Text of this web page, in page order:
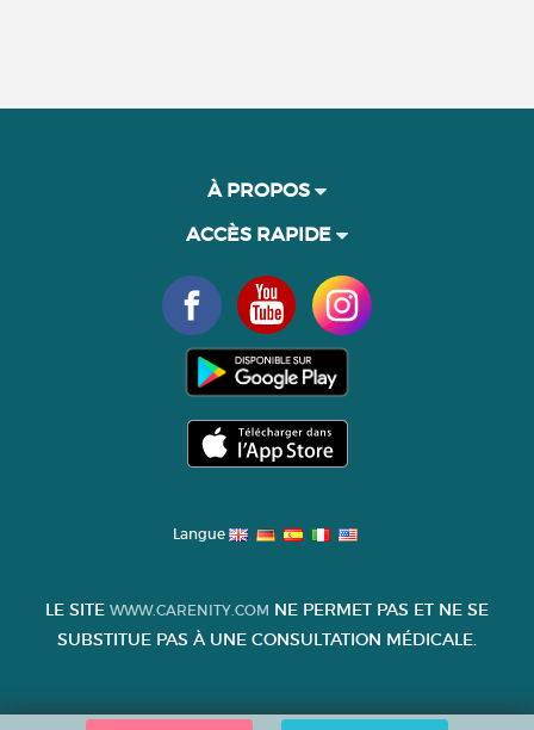
À PROPOS
ACCÈS RAPIDE
Langue
LE SITE WWW.CARENITY.COM NE PERMET PAS ET NE SE
SUBSTITUE PAS À UNE CONSULTATION MÉDICALE.